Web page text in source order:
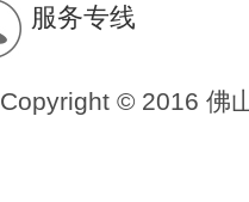
服务专线
Copyright © 2016 佛